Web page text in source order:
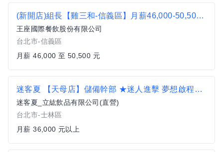
(新開店)組長【雞三和-信義區】月薪46,000-50,500#另有門市達標獎金
王座國際餐飲股份有限公司
台北市-信義區
月薪 46,000 至 50,500 元
迷客夏 【天母店】儲備幹部 ★迷人進擊 夢想啟程★36K起薪 擴大徵才
迷客夏_立紘飲品有限公司(直營)
台北市-士林區
月薪 36,000 元以上